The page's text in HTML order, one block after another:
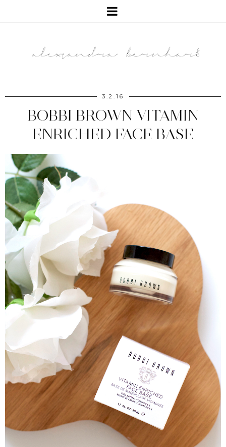
3.2.16
BOBBI BROWN VITAMIN
ENRICHED FACE BASE